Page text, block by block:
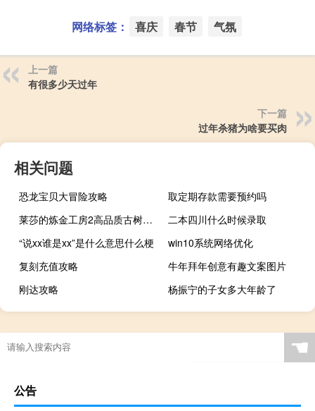
网络标签： 喜庆 春节 气氛
上一篇
有很多少天过年
下一篇
过年杀猪为啥要买肉
相关问题
恐龙宝贝大冒险攻略
取定期存款需要预约吗
莱莎的炼金工房2高品质古树枝（莱莎的炼金工房古树枝获得办法）
二本四川什么时候录取
“说xx谁是xx”是什么意思什么梗
win10系统网络优化
复刻充值攻略
牛年拜年创意有趣文案图片
刚达攻略
杨振宁的子女多大年龄了
☚
公告